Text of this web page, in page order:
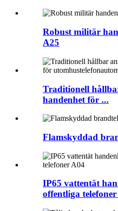
Robust militär
A25
Traditionell
handenhet för ...
Flamskyddad
IP65 vattentät
offentliga